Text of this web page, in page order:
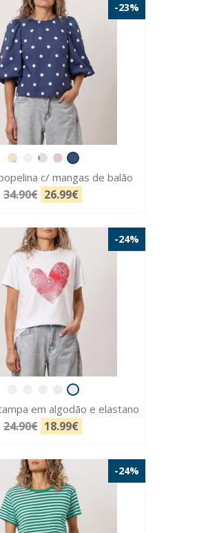
-23%
c/ mangas de balão
34.90€ 26.99€
-24%
em algodão e elastano
24.90€ 18.99€
-24%